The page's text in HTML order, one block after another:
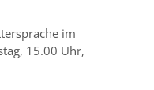
im
15.00 Uhr,